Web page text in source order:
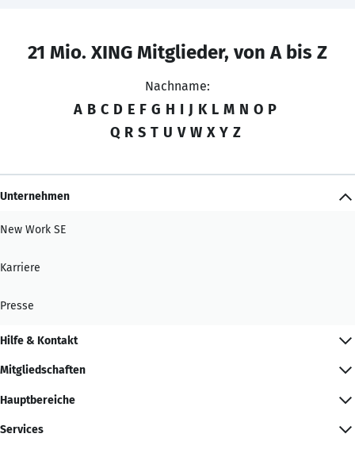
21 Mio. XING Mitglieder, von A bis Z
Nachname:
A B C D E F G H I J K L M N O P
Q R S T U V W X Y Z
Unternehmen
New Work SE
Karriere
Presse
Hilfe & Kontakt
Mitgliedschaften
Hauptbereiche
Services